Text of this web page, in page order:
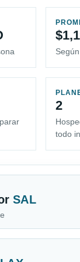
2
todo
SAL